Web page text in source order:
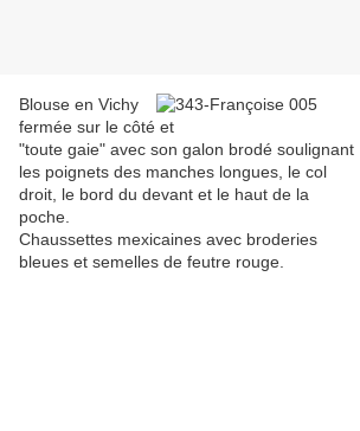
Blouse en Vichy
fermée sur le côté et
"toute gaie" avec son galon brodé soulignant
les poignets des manches longues, le col
droit, le bord du devant et le haut de la
poche.
Chaussettes mexicaines avec broderies
bleues et semelles de feutre rouge.